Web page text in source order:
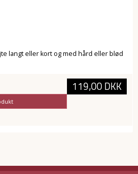
langt eller kort og med hård eller blød
119,00 DKK